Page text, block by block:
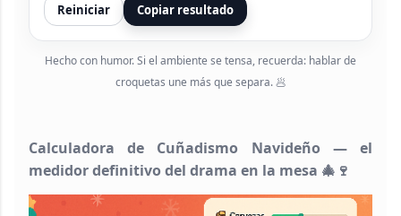
Reiniciar Copiar resultado
Hecho con humor. Si el ambiente se tensa, recuerda: hablar de
croquetas une más que separa. 🥟
Calculadora de Cuñadismo Navideño — el
medidor definitivo del drama en la mesa 🎄🍷